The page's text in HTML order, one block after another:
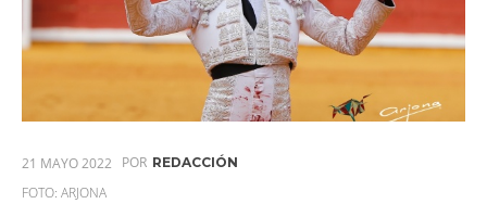
21 MAYO 2022 POR REDACCIÓN
FOTO: ARJONA